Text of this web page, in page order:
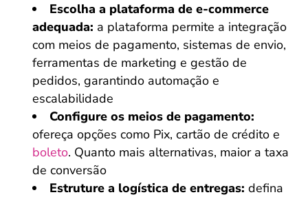
Escolha a plataforma de e-commerce
adequada: a plataforma permite a integração
com meios de pagamento, sistemas de envio,
ferramentas de marketing e gestão de
pedidos, garantindo automação e
escalabilidade
Configure os meios de pagamento:
ofereça opções como Pix, cartão de crédito e
boleto. Quanto mais alternativas, maior a taxa
de conversão
Estruture a logística de entregas: defina